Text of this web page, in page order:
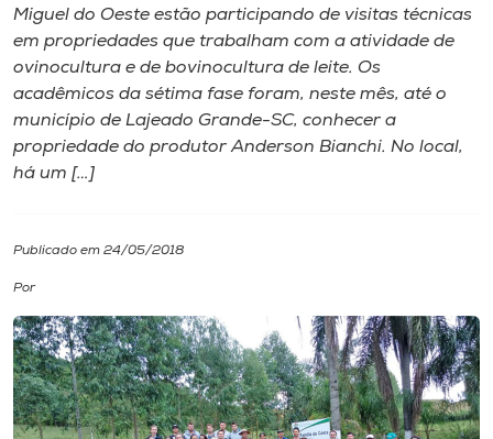
Internacionalização
I.nova
Diplomados
Biblioteca
Editora
Miguel do Oeste estão participando de visitas técnicas
em propriedades que trabalham com a atividade de
ovinocultura e de bovinocultura de leite. Os
acadêmicos da sétima fase foram, neste mês, até o
município de Lajeado Grande-SC, conhecer a
propriedade do produtor Anderson Bianchi. No local,
há um […]
Publicado em 24/05/2018
Por